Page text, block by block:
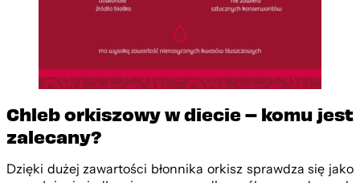
Chleb orkiszowy w diecie – komu jest
zalecany?
Dzięki dużej zawartości błonnika orkisz sprawdza się jako